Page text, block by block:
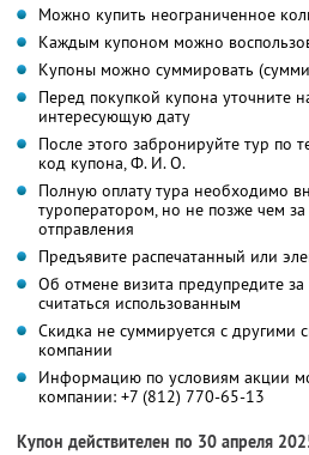
Можно купить неограниченное
Каждым купоном можно
Купоны можно суммировать
Перед покупкой купона уточните
интересующую дату
После этого забронируйте тур по
код купона,Ф. И. О.
Полную оплату тура необходимо
туроператором, но не позже чем
отправления
Предъявите распечатанный или
Об отмене визита предупредите
считаться использованным
Скидка не суммируется с другими
компании
Информацию по условиям акции
компании: +7 (812) 770-65-13
Купон действителен по 30 апреля